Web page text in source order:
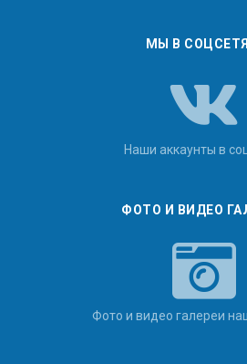
МЫ В
Наши аккаунты в
ФОТО И ВИДЕО
Фото и видео галереи